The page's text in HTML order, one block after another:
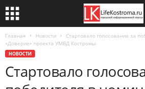
Главная Новости
Стартовало голосование за
«Доверие» проекта УМВД Костромы
НОВОСТИ
Стартовало